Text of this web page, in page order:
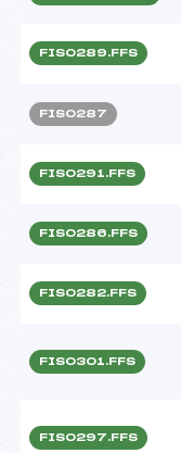
FIS0289.FFS
FIS0287
FIS0291.FFS
FIS0286.FFS
FIS0282.FFS
FIS0301.FFS
FIS0297.FFS